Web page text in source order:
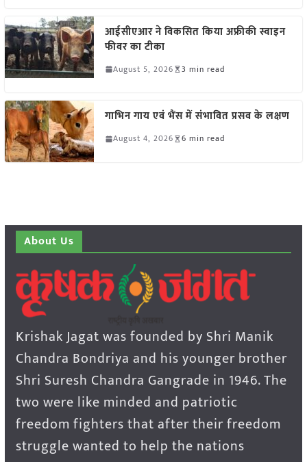
आईसीएआर ने विकसित किया अफ्रीकी स्वाइन
फीवर का टीका
August 5, 2026 3 min read
गाभिन गाय एवं भैंस में संभावित प्रसव के लक्षण
August 4, 2026 6 min read
About Us
Krishak Jagat was founded by Shri Manik
Chandra Bondriya and his younger brother
Shri Suresh Chandra Gangrade in 1946. The
two were like minded and patriotic
freedom fighters that after their freedom
struggle wanted to help the nations